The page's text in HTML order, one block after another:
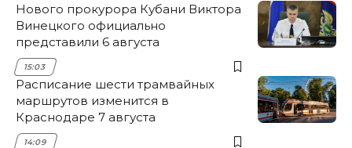
Нового прокурора Кубани Виктора
Винецкого официально
представили 6 августа
15:03
Расписание шести трамвайных
маршрутов изменится в
Краснодаре 7 августа
14:09